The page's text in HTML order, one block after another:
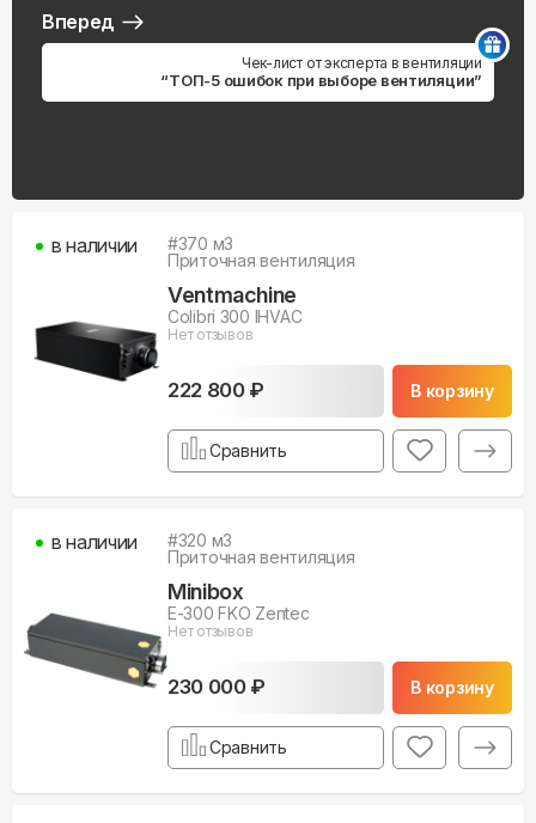
#370 м3
Приточная вентиляция
Ventmachine
Colibri 300 IHVAC
Нет отзывов
222 800 ₽ В корзину
в наличии
Сравнить
#320 м3
Приточная вентиляция
Minibox
E-300 FKO Zentec
Нет отзывов
230 000 ₽ В корзину
в наличии
Сравнить
Вперед
Чек-лист от эксперта в вентиляции
“ТОП-5 ошибок при выборе вентиляции”